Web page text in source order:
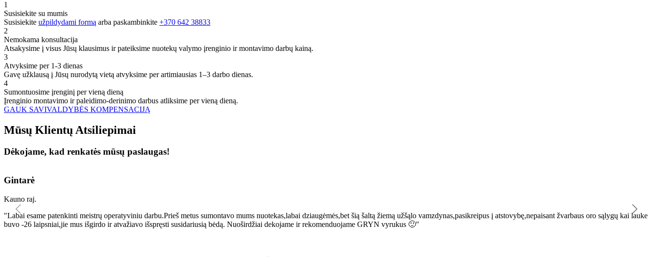
1
Susisiekite su mumis
Susisiekite užpildydami formą arba paskambinkite +370 642 38833
2
Nemokama konsultacija
Atsakysime į visus Jūsų klausimus ir pateiksime nuotekų valymo įrenginio ir montavimo darbų kainą.
3
Atvyksime per 1-3 dienas
Gavę užklausą į Jūsų nurodytą vietą atvyksime per artimiausias 1–3 darbo dienas.
4
Sumontuosime įrenginį per vieną dieną
Įrenginio montavimo ir paleidimo-derinimo darbus atliksime per vieną dieną.
GAUK SAVIVALDYBĖS KOMPENSACIJĄ
Mūsų Klientų Atsiliepimai
Dėkojame, kad renkatės mūsų paslaugas!
Gintarė
Kauno raj.
"Labai esame patenkinti meistrų operatyviniu darbu.Prieš metus sumontavo mums nuotekas,labai dziaugėmės,bet šią šaltą žiemą užšąlo vamzdynas,pasikreipus į atstovybę,nepaisant žvarbaus oro sąlygų kai lauke
buvo -26 laipsniai,jie mus išgirdo ir atvažiavo išspręsti susidariusią bėdą. Nuoširdžiai dekojame ir rekomenduojame GRYN vyrukus 🙂"